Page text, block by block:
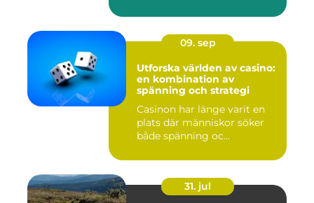
09. sep
Utforska världen av casino:
en kombination av
spänning och strategi
Casinon har länge varit en
plats där människor söker
både spänning oc...
31. jul